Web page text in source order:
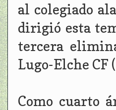
al colegiado
dirigió esta
tercera
Lugo-Elche CF
Como cuarto